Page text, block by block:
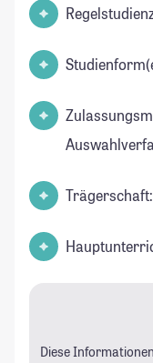
Diese